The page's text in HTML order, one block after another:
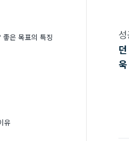
좋은 목표의 특징
유